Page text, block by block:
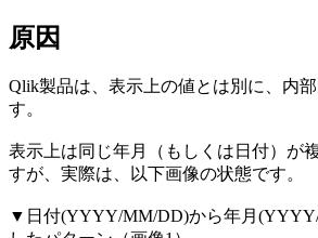
原因
Qlik製品は、表示上の値とは別に、内
す。
表示上は同じ年月（もしくは日付）が
すが、実際は、以下画像の状態です。
▼日付(YYYY/MM/DD)から年月